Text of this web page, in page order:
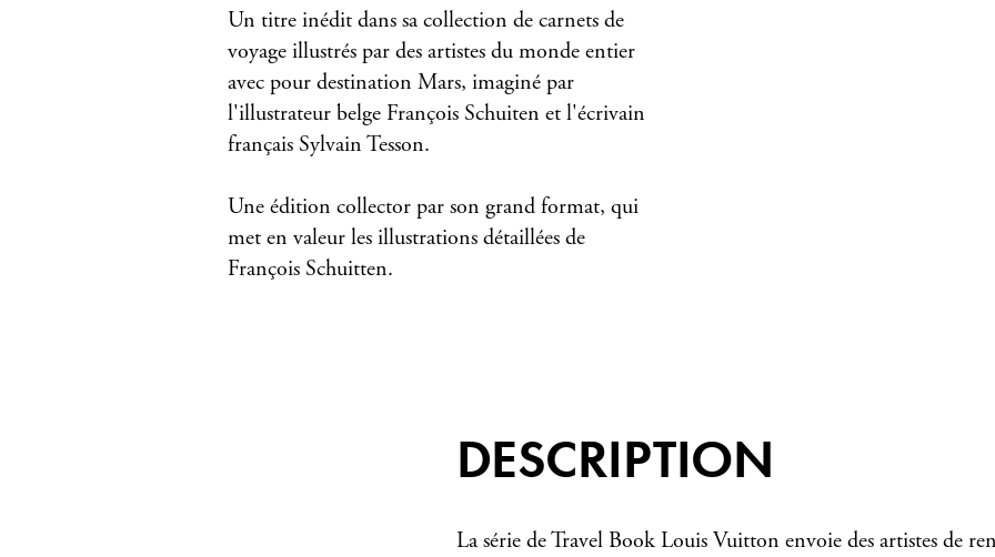
Un titre inédit dans sa collection de carnets de
voyage illustrés par des artistes du monde entier
avec pour destination Mars, imaginé par
l'illustrateur belge François Schuiten et l'écrivain
français Sylvain Tesson.
Une édition collector par son grand format, qui
met en valeur les illustrations détaillées de
François Schuitten.
DESCRIPTION
La série de Travel Book Louis Vuitton envoie des artistes de